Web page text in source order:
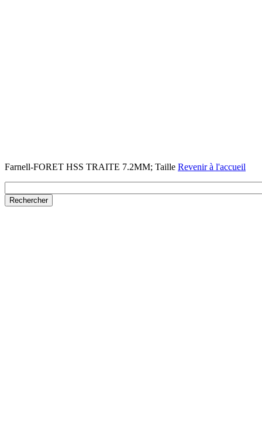
Farnell-FORET HSS TRAITE 7.2MM; Taille Revenir à l'accueil